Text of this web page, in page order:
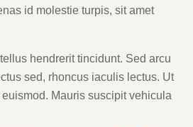
id molestie turpis, sit amet
hendrerit tincidunt. Sed arcu
sed, rhoncus iaculis lectus. Ut
Mauris suscipit vehicula